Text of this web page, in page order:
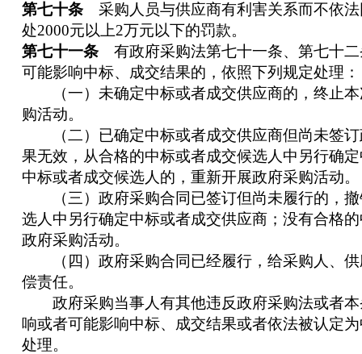
第七十条采购人员与供应商有利害关系而不依法
处2000元以上2万元以下的罚款。
第七十一条有政府采购法第七十一条、第七十二
可能影响中标、成交结果的，依照下列规定处理：
（一）未确定中标或者成交供应商的，终止本
购活动。
（二）已确定中标或者成交供应商但尚未签订
果无效，从合格的中标或者成交候选人中另行确
中标或者成交候选人的，重新开展政府采购活动。
（三）政府采购合同已签订但尚未履行的，撤
选人中另行确定中标或者成交供应商；没有合格
政府采购活动。
（四）政府采购合同已经履行，给采购人、供
偿责任。
政府采购当事人有其他违反政府采购法或者本
响或者可能影响中标、成交结果或者依法被认定
处理。